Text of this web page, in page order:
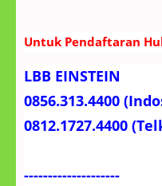
Untuk Pendaftaran
LBB EINSTEIN
0856.313.4400
0812.1727.4400
--------------------